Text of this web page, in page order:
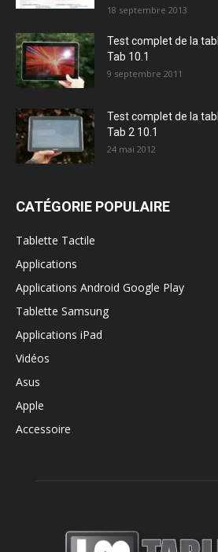
18 septembre 2013
Test complet de la
Tab 10.1
9 septembre 2011
Test complet de la
Tab 2 10.1
24 mai 2012
CATÉGORIE POPULAIRE
Tablette Tactile
Applications
Applications Android Google Play
Tablette Samsung
Applications iPad
Vidéos
Asus
Apple
Accessoire